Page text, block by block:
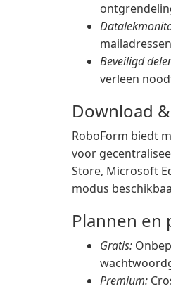
Beveiligd
verleen
Download
RoboForm biedt
voor
Store, Microsoft
modus
Plannen en
Gratis:
Premium: